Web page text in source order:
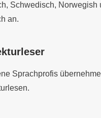
Schwedisch, Norwegish
an.
Sprachprofis